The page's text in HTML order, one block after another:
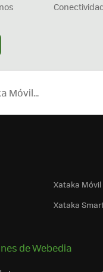
Xataka Móvil
Xataka
de Webedia